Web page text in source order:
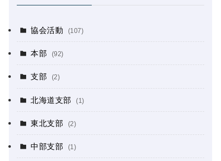
協会活動 (107)
本部 (92)
支部 (2)
北海道支部 (1)
東北支部 (2)
中部支部 (1)